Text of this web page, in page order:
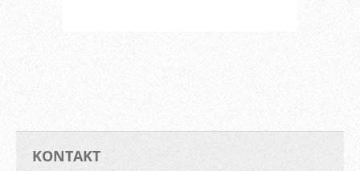
KONTAKT